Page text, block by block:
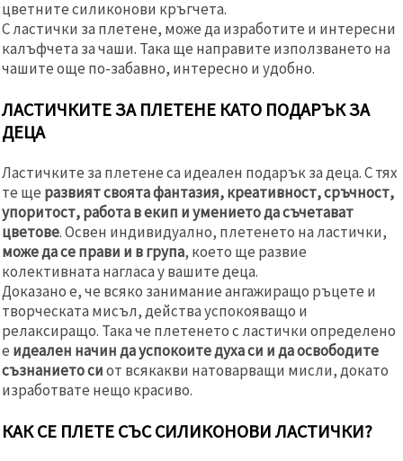
цветните силиконови кръгчета.
С ластички за плетене, може да изработите и интересни
калъфчета за чаши. Така ще направите използването на
чашите още по-забавно, интересно и удобно.
ЛАСТИЧКИТЕ ЗА ПЛЕТЕНЕ КАТО ПОДАРЪК ЗА
ДЕЦА
Ластичките за плетене са идеален подарък за деца. С тях
те ще развият своята фантазия, креативност, сръчност,
упоритост, работа в екип и умението да съчетават
цветове. Освен индивидуално, плетенето на ластички,
може да се прави и в група, което ще развие
колективната нагласа у вашите деца.
Доказано е, че всяко занимание ангажиращо ръцете и
творческата мисъл, действа успокояващо и
релаксиращо. Така че плетенето с ластички определено
е идеален начин да успокоите духа си и да освободите
съзнанието сиот всякакви натоварващи мисли, докато
изработвате нещо красиво.
КАК СЕ ПЛЕТЕ СЪС СИЛИКОНОВИ ЛАСТИЧКИ?